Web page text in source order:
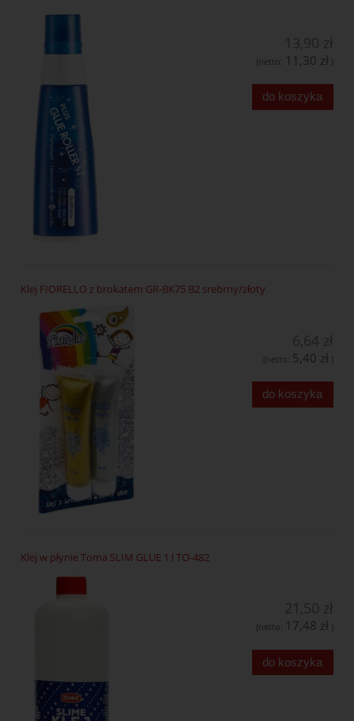
(netto: 11,30 zł )
do koszyka
Klej FIORELLO z brokatem GR-BK75 B2 srebrny/złoty
(netto: 5,40 zł )
do koszyka
Klej w płynie Toma SLIM GLUE 1 l TO-482
(netto: 17,48 zł )
do koszyka